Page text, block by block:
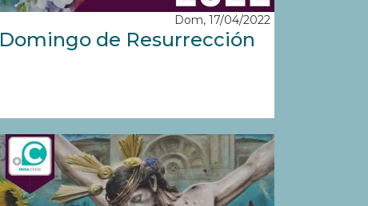
Dom, 17/04/2022
Domingo de Resurrección